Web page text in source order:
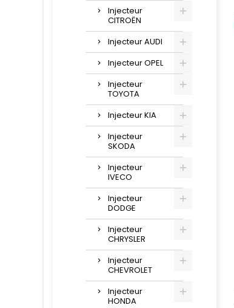
Injecteur
CITROËN
Injecteur AUDI
Injecteur OPEL
Injecteur
TOYOTA
Injecteur KIA
Injecteur
SKODA
Injecteur
IVECO
Injecteur
DODGE
Injecteur
CHRYSLER
Injecteur
CHEVROLET
Injecteur
HONDA